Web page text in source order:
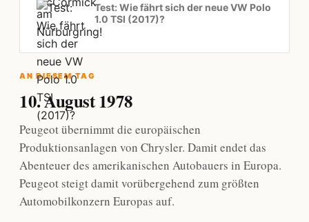
Test: Wie fährt sich der neue VW Polo
1.0 TSI (2017)?
AN DIESEM TAG
10. August 1978
Peugeot übernimmt die europäischen
Produktionsanlagen von Chrysler. Damit endet das
Abenteuer des amerikanischen Autobauers in Europa.
Peugeot steigt damit vorübergehend zum größten
Automobilkonzern Europas auf.